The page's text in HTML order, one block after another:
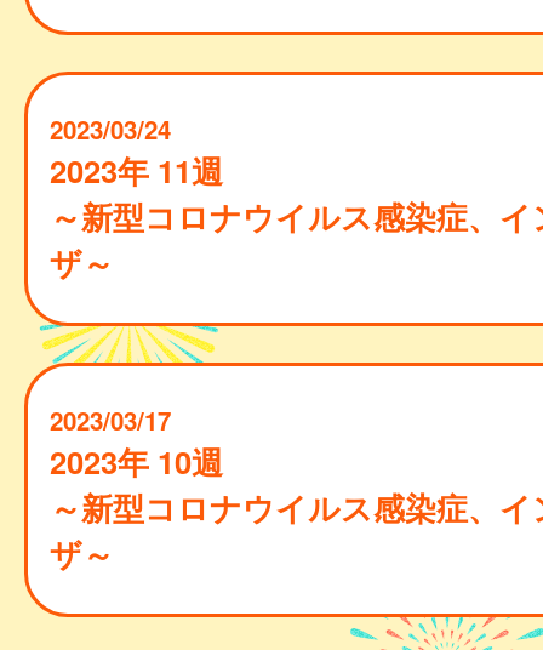
2023/03/24
2023年 11週
～新型コロナウイルス感染症、
ザ～
2023/03/17
2023年 10週
～新型コロナウイルス感染症、
ザ～